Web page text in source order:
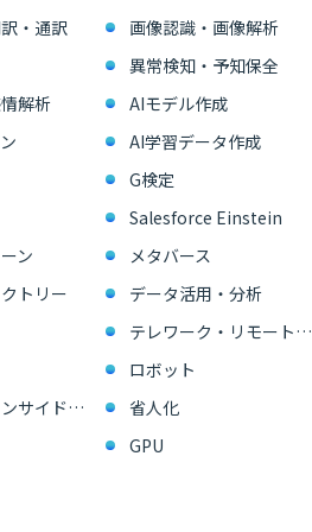
・通訳
画像認識・画像解析
異常検知・予知保全
解析
AIモデル作成
AI学習データ作成
G検定
Salesforce Einstein
ン
メタバース
トリー
データ活用・分析
テレワーク・リモートワーク
ロボット
営業支援・インサイドセールス
省人化
GPU